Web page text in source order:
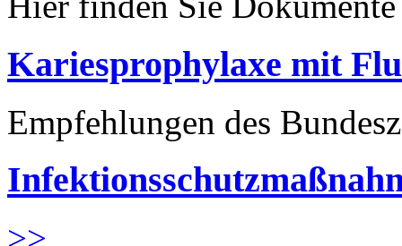
Kariesprophylaxe mit
Empfehlungen des
>>